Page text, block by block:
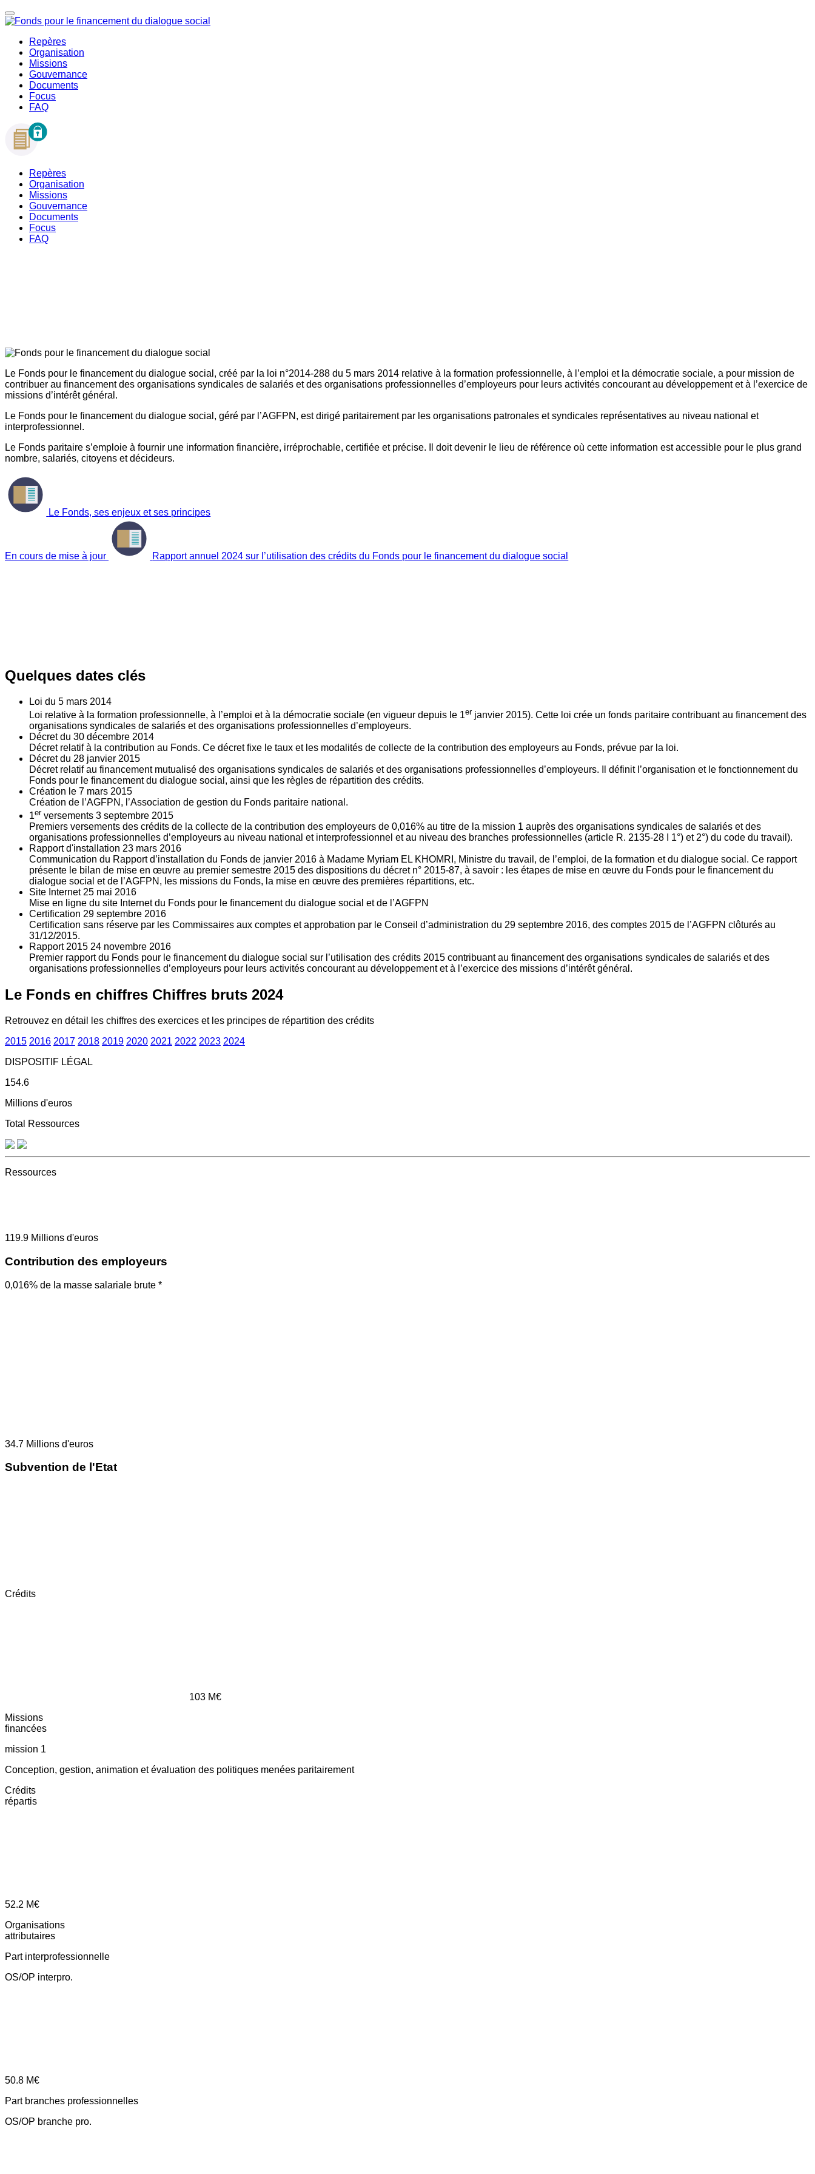
Repères
Organisation
Missions
Gouvernance
Documents
Focus
FAQ
Repères
Organisation
Missions
Gouvernance
Documents
Focus
FAQ
Le Fonds pour le financement du dialogue social, créé par la loi n°2014-288 du 5 mars 2014 relative à la formation professionnelle, à l’emploi et la démocratie sociale, a pour mission de
contribuer au financement des organisations syndicales de salariés et des organisations professionnelles d’employeurs pour leurs activités concourant au développement et à l’exercice de
missions d’intérêt général.
Le Fonds pour le financement du dialogue social, géré par l’AGFPN, est dirigé paritairement par les organisations patronales et syndicales représentatives au niveau national et
interprofessionnel.
Le Fonds paritaire s’emploie à fournir une information financière, irréprochable, certifiée et précise. Il doit devenir le lieu de référence où cette information est accessible pour le plus grand
nombre, salariés, citoyens et décideurs.
Le Fonds, ses enjeux et ses principes
En cours de mise à jour Rapport annuel 2024 sur l’utilisation des crédits du Fonds pour le financement du dialogue social
Quelques dates clés
Loi du 5 mars 2014
Loi relative à la formation professionnelle, à l’emploi et à la démocratie sociale (en vigueur depuis le 1er janvier 2015). Cette loi crée un fonds paritaire contribuant au financement des
organisations syndicales de salariés et des organisations professionnelles d’employeurs.
Décret du 30 décembre 2014
Décret relatif à la contribution au Fonds. Ce décret fixe le taux et les modalités de collecte de la contribution des employeurs au Fonds, prévue par la loi.
Décret du 28 janvier 2015
Décret relatif au financement mutualisé des organisations syndicales de salariés et des organisations professionnelles d’employeurs. Il définit l’organisation et le fonctionnement du
Fonds pour le financement du dialogue social, ainsi que les règles de répartition des crédits.
Création le 7 mars 2015
Création de l’AGFPN, l’Association de gestion du Fonds paritaire national.
1er versements 3 septembre 2015
Premiers versements des crédits de la collecte de la contribution des employeurs de 0,016% au titre de la mission 1 auprès des organisations syndicales de salariés et des
organisations professionnelles d’employeurs au niveau national et interprofessionnel et au niveau des branches professionnelles (article R. 2135‐28 I 1°) et 2°) du code du travail).
Rapport d'installation 23 mars 2016
Communication du Rapport d’installation du Fonds de janvier 2016 à Madame Myriam EL KHOMRI, Ministre du travail, de l’emploi, de la formation et du dialogue social. Ce rapport
présente le bilan de mise en œuvre au premier semestre 2015 des dispositions du décret n° 2015-87, à savoir : les étapes de mise en œuvre du Fonds pour le financement du
dialogue social et de l’AGFPN, les missions du Fonds, la mise en œuvre des premières répartitions, etc.
Site Internet 25 mai 2016
Mise en ligne du site Internet du Fonds pour le financement du dialogue social et de l’AGFPN
Certification 29 septembre 2016
Certification sans réserve par les Commissaires aux comptes et approbation par le Conseil d’administration du 29 septembre 2016, des comptes 2015 de l’AGFPN clôturés au
31/12/2015.
Rapport 2015 24 novembre 2016
Premier rapport du Fonds pour le financement du dialogue social sur l’utilisation des crédits 2015 contribuant au financement des organisations syndicales de salariés et des
organisations professionnelles d’employeurs pour leurs activités concourant au développement et à l’exercice des missions d’intérêt général.
Le Fonds en chiffres Chiffres bruts 2024
Retrouvez en détail les chiffres des exercices et les principes de répartition des crédits
2015 2016 2017 2018 2019 2020 2021 2022 2023 2024
DISPOSITIF LÉGAL
154.6
Millions d'euros
Total Ressources
Ressources
119.9 Millions d'euros
Contribution des employeurs
0,016% de la masse salariale brute *
34.7 Millions d'euros
Subvention de l'Etat
Crédits
103 M€
Missions
financées
mission 1
Conception, gestion, animation et évaluation des politiques menées paritairement
Crédits
répartis
52.2 M€
Organisations
attributaires
Part interprofessionnelle
OS/OP interpro.
50.8 M€
Part branches professionnelles
OS/OP branche pro.